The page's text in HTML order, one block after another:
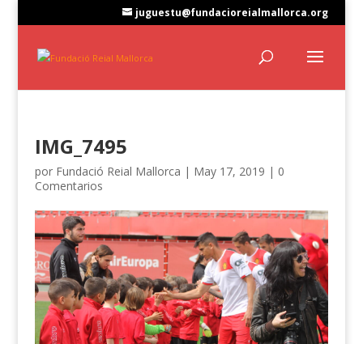
juguestu@fundacioreialmallorca.org
IMG_7495
por Fundació Reial Mallorca | May 17, 2019 | 0
Comentarios